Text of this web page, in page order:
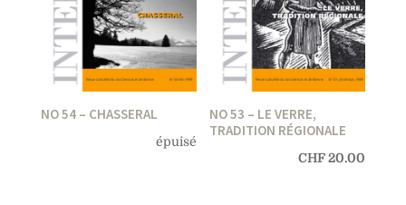
NO 54 – CHASSERAL
épuisé
NO 53 – LE VERRE,
TRADITION RÉGIONALE
CHF20.00